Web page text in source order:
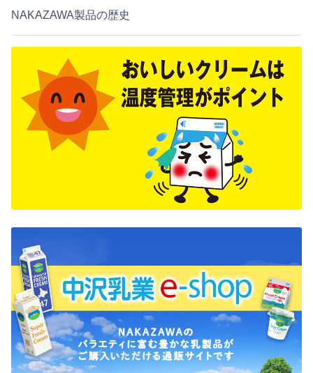
NAKAZAWA製品の歴史